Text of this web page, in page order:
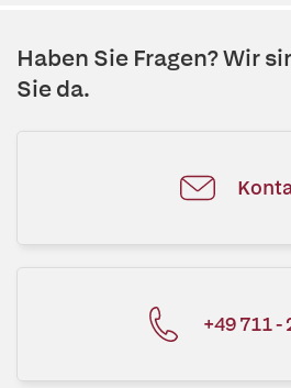
Haben Sie Fragen? Wir
Sie da.
+49 711 -